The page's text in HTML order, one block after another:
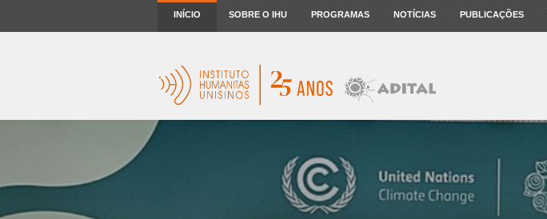
INÍCIO SOBRE O IHU PROGRAMAS NOTÍCIAS PUBLICAÇÕES